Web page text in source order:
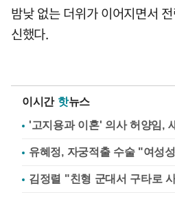
밤낮 없는 더위가 이어지면서
신했다.
이시간 핫뉴스
'고지용과 이혼' 의사 허양임,
유혜정, 자궁적출 수술 "여성
김정렬 "친형 군대서 구타로